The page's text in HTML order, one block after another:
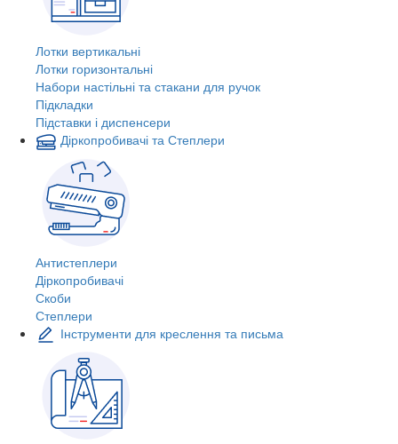
Лотки вертикальні
Лотки горизонтальні
Набори настільні та стакани для ручок
Підкладки
Підставки і диспенсери
Діркопробивачі та Степлери
Антистеплери
Діркопробивачі
Скоби
Степлери
Інструменти для креслення та письма